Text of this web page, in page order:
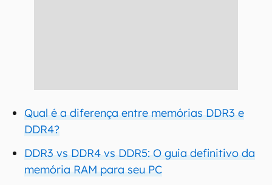
Qual é a diferença entre memórias DDR3 e
DDR4?
DDR3 vs DDR4 vs DDR5: O guia definitivo da
memória RAM para seu PC